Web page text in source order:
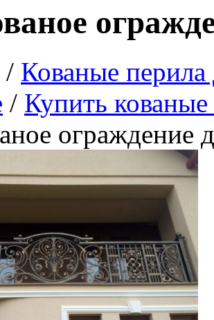
/ Кованые перила
/ Купить
ограждение